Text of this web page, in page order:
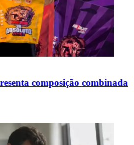
composição combinada